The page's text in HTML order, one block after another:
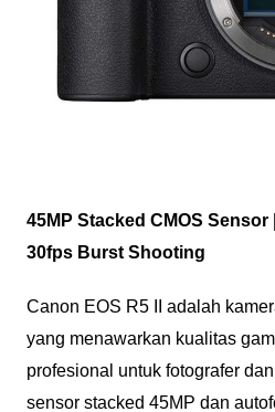
45MP Stacked CMOS Sensor
30fps Burst Shooting
Canon EOS R5 II adalah
yang menawarkan kualitas
profesional untuk fotografer
sensor stacked 45MP dan